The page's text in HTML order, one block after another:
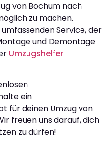
von Bochum nach
zu machen.
Service, der
und Demontage
Umzugshelfer
ein
für deinen Umzug von
freuen uns darauf, dich
zu dürfen!